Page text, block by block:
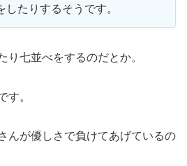
たりするそうです。
り七並べをするのだとか。
す。
んが優しさで負けてあげているの